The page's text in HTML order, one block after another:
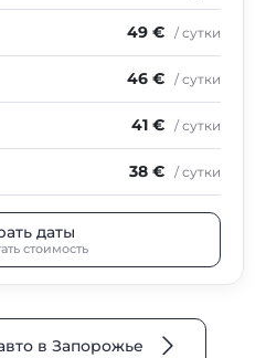
49 € / сутки
46 € / сутки
41 € / сутки
38 € / сутки
даты
стоимость
в Запорожье